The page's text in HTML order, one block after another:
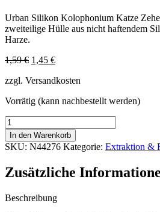
Urban Silikon Kolophonium Katze
zweiteilige Hülle aus nicht haftendem
Harze.
1,59€ Ursprünglicher
war:
1,45 €Aktueller
ist:
zzgl. Versandkosten
Vorrätig (kann nachbestellt werden)
Bongthai
Silikon
Rosin
Katzenzehe
ml,
Menge
In den Warenkorb
SKU: N44276 Kategorie: Extraktion &
Zusätzliche
Beschreibung